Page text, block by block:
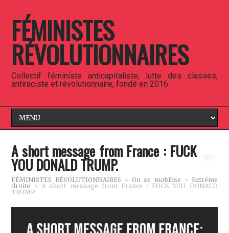
FÉMINISTES
RÉVOLUTIONNAIRES
Collectif féministe anticapitaliste, lutte des classes,
antiraciste et révolutionnaire, fondé en 2016
A short message from France : FUCK
YOU DONALD TRUMP.
FÉMINISTES RÉVOLUTIONNAIRES > On se mobilise > Extrême
droite >A short message from France : FUCK YOU DONALD
TRUMP.